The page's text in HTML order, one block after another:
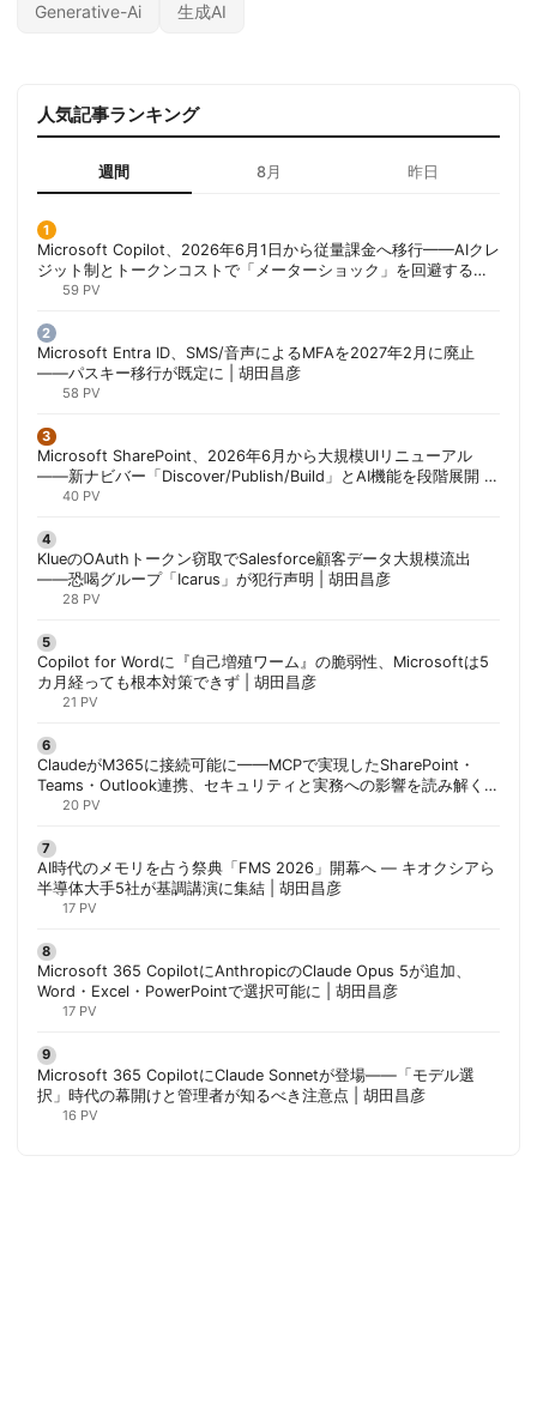
Generative-Ai 生成AI
人気記事ランキング
週間 8月 昨日
Microsoft Copilot、2026年6月1日から従量課金へ移行——AIクレ
ジット制とトークンコストで「メーターショック」を回避する方
法 | 胡田昌彦
59 PV
Microsoft Entra ID、SMS/音声によるMFAを2027年2月に廃止
——パスキー移行が既定に | 胡田昌彦
58 PV
Microsoft SharePoint、2026年6月から大規模UIリニューアル
——新ナビバー「Discover/Publish/Build」とAI機能を段階展開 |
胡田昌彦
40 PV
KlueのOAuthトークン窃取でSalesforce顧客データ大規模流出
——恐喝グループ「Icarus」が犯行声明 | 胡田昌彦
28 PV
Copilot for Wordに『自己増殖ワーム』の脆弱性、Microsoftは5
カ月経っても根本対策できず | 胡田昌彦
21 PV
ClaudeがM365に接続可能に——MCPで実現したSharePoint・
Teams・Outlook連携、セキュリティと実務への影響を読み解く |
胡田昌彦
20 PV
AI時代のメモリを占う祭典「FMS 2026」開幕へ ― キオクシアら
半導体大手5社が基調講演に集結 | 胡田昌彦
17 PV
Microsoft 365 CopilotにAnthropicのClaude Opus 5が追加、
Word・Excel・PowerPointで選択可能に | 胡田昌彦
17 PV
Microsoft 365 CopilotにClaude Sonnetが登場——「モデル選
択」時代の幕開けと管理者が知るべき注意点 | 胡田昌彦
16 PV